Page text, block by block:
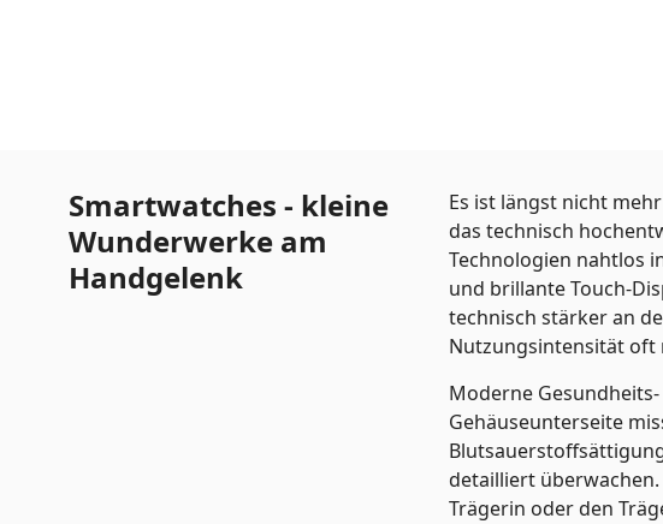
Smartwatches - kleine
Wunderwerke am
Handgelenk
Es ist längst nicht
das technisch
Technologien nahtlos
und brillante Touch-
technisch stärker an
Nutzungsintensität oft
Moderne
Gehäuseunterseite
detailliert
Trägerin oder den